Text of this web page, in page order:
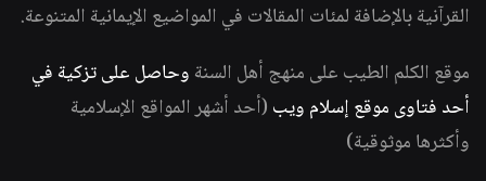
القرآنية بالإضافة لمئات المقالات في المواضيع الإيمانية المتنوعة.
موقع الكلم الطيب على منهج أهل السنة وحاصل على تزكية في
أحد فتاوى موقع إسلام ويب (أحد أشهر المواقع الإسلامية
وأكثرها موثوقية)